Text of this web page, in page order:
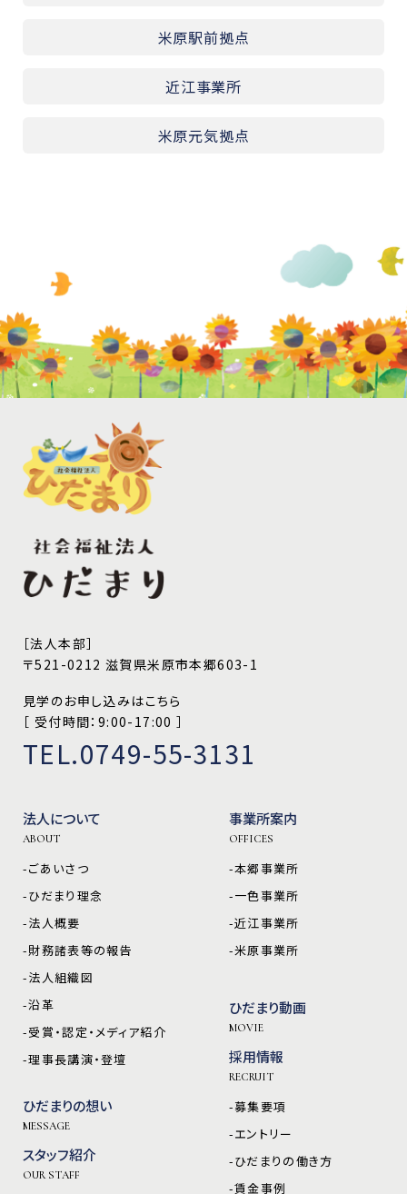
米原駅前拠点
近江事業所
米原元気拠点
［法人本部］
〒521-0212 滋賀県米原市本郷603-1
見学のお申し込みはこちら
［ 受付時間：9:00-17:00 ］
TEL.0749-55-3131
法人について
ABOUT
-ごあいさつ
-ひだまり理念
-法人概要
-財務諸表等の報告
-法人組織図
-沿革
-受賞・認定・メディア紹介
-理事長講演・登壇
ひだまりの想い
MESSAGE
スタッフ紹介
OUR STAFF
事業所案内
OFFICES
-本郷事業所
-一色事業所
-近江事業所
-米原事業所
ひだまり動画
MOVIE
採用情報
RECRUIT
-募集要項
-エントリー
-ひだまりの働き方
-賃金事例